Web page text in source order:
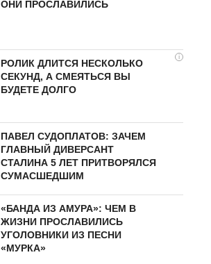
ОНИ ПРОСЛАВИЛИСЬ
i
РОЛИК ДЛИТСЯ НЕСКОЛЬКО
СЕКУНД, А СМЕЯТЬСЯ ВЫ
БУДЕТЕ ДОЛГО
ПАВЕЛ СУДОПЛАТОВ: ЗАЧЕМ
ГЛАВНЫЙ ДИВЕРСАНТ
СТАЛИНА 5 ЛЕТ ПРИТВОРЯЛСЯ
СУМАСШЕДШИМ
«БАНДА ИЗ АМУРА»: ЧЕМ В
ЖИЗНИ ПРОСЛАВИЛИСЬ
УГОЛОВНИКИ ИЗ ПЕСНИ
«МУРКА»